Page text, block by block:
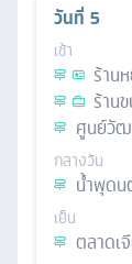
วันที่ 5
เช้า
ร้าน
ร้าน
ศูนย์วัฒ
กลางวัน
น้ำพุดน
เย็น
ตลาดเ